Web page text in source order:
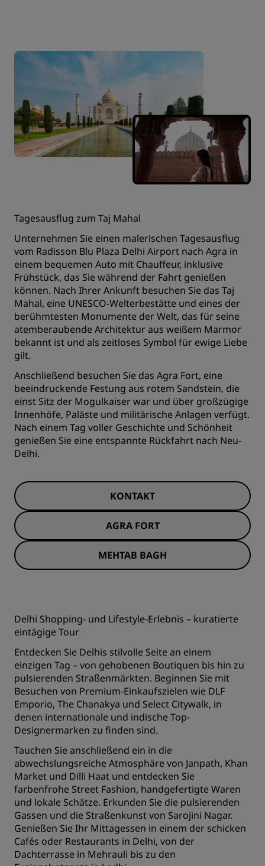
Tagesausflug zum Taj Mahal
Unternehmen Sie einen malerischen Tagesausflug
vom Radisson Blu Plaza Delhi Airport nach Agra in
einem bequemen Auto mit Chauffeur, inklusive
Frühstück, das Sie während der Fahrt genießen
können. Nach Ihrer Ankunft besuchen Sie das Taj
Mahal, eine UNESCO-Welterbestätte und eines der
berühmtesten Monumente der Welt, das für seine
atemberaubende Architektur aus weißem Marmor
bekannt ist und als zeitloses Symbol für ewige Liebe
gilt.
Anschließend besuchen Sie das Agra Fort, eine
beeindruckende Festung aus rotem Sandstein, die
einst Sitz der Mogulkaiser war und über großzügige
Innenhöfe, Paläste und militärische Anlagen verfügt.
Nach einem Tag voller Geschichte und Schönheit
genießen Sie eine entspannte Rückfahrt nach Neu-
Delhi.
KONTAKT
AGRA FORT
MEHTAB BAGH
Delhi Shopping- und Lifestyle-Erlebnis – kuratierte
eintägige Tour
Entdecken Sie Delhis stilvolle Seite an einem
einzigen Tag – von gehobenen Boutiquen bis hin zu
pulsierenden Straßenmärkten. Beginnen Sie mit
Besuchen von Premium-Einkaufszielen wie DLF
Emporio, The Chanakya und Select Citywalk, in
denen internationale und indische Top-
Designermarken zu finden sind.
Tauchen Sie anschließend ein in die
abwechslungsreiche Atmosphäre von Janpath, Khan
Market und Dilli Haat und entdecken Sie
farbenfrohe Street Fashion, handgefertigte Waren
und lokale Schätze. Erkunden Sie die pulsierenden
Gassen und die Straßenkunst von Sarojini Nagar.
Genießen Sie Ihr Mittagessen in einem der schicken
Cafés oder Restaurants in Delhi, von der
Dachterrasse in Mehrauli bis zu den